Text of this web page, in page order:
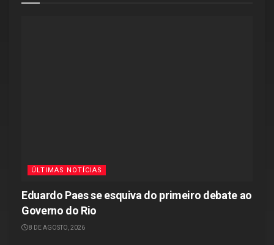
ÚLTIMAS NOTÍCIAS
Eduardo Paes se esquiva do primeiro debate ao
Governo do Rio
8 DE AGOSTO, 2026